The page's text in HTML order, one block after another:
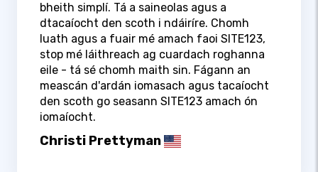
bheith simplí. Tá a saineolas agus a
dtacaíocht den scoth i ndáiríre. Chomh
luath agus a fuair mé amach faoi SITE123,
stop mé láithreach ag cuardach roghanna
eile - tá sé chomh maith sin. Fágann an
meascán d'ardán iomasach agus tacaíocht
den scoth go seasann SITE123 amach ón
iomaíocht.
Christi Prettyman